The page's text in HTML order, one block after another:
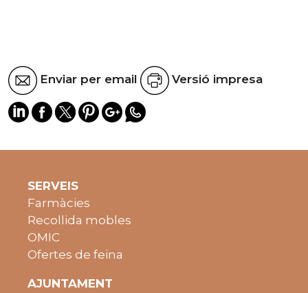
Enviar per email Versió impresa
SERVEIS
Farmàcies
Recollida mobles
OMIC
Ofertes de feina
AJUNTAMENT